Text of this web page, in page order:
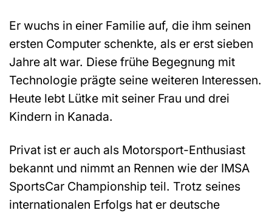
Er wuchs in einer Familie auf, die ihm seinen
ersten Computer schenkte, als er erst sieben
Jahre alt war. Diese frühe Begegnung mit
Technologie prägte seine weiteren Interessen.
Heute lebt Lütke mit seiner Frau und drei
Kindern in Kanada.
Privat ist er auch als Motorsport-Enthusiast
bekannt und nimmt an Rennen wie der IMSA
SportsCar Championship teil. Trotz seines
internationalen Erfolgs hat er deutsche